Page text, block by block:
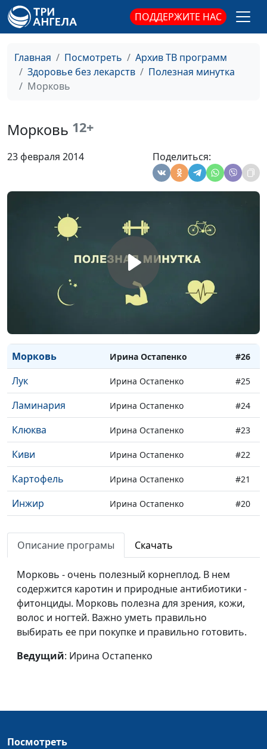
ПОДДЕРЖИТЕ НАС
Главная Посмотреть
Архив ТВ программ
Здоровье без лекарств
Полезная минутка
Морковь
Морковь 12+
23 февраля 2014 Поделиться:
Яблоки Ирина Остапенко #39
Чеснок Ирина Остапенко
Ирина Остапенко #33
Семечки Ирина Остапенко #32
Пророщенная
Ирина Остапенко
Пища для ума Ирина Остапенко
Оливковое масло Ирина Остапенко
Ирина Остапенко
Овес Ирина Остапенко #27
Морковь Ирина Остапенко #26
Лук Ирина Остапенко #25
Ламинария Ирина Остапенко #24
Клюква Ирина Остапенко #23
Киви Ирина Остапенко #22
Картофель Ирина Остапенко #21
Инжир Ирина Остапенко #20
Грецкий орех Ирина Остапенко
Виноград Ирина Остапенко
Брокколи Ирина Остапенко #16
Бананы Ирина Остапенко
Баклажан
ванны для ног
Описание програмы Скачать
Морковь - очень полезный корнеплод. В нем
содержится каротин и природные антибиотики -
фитонциды. Морковь полезна для зрения, кожи,
волос и ногтей. Важно уметь правильно
выбирать ее при покупке и правильно готовить.
Ведущий: Ирина Остапенко
Посмотреть